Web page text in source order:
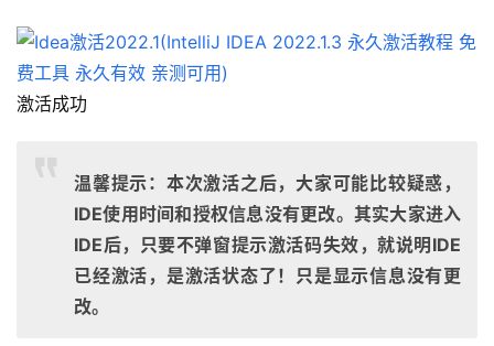
激活成功
温馨提示：本次激活之后，大家可能比较疑惑，
IDE使用时间和授权信息没有更改。其实大家进入
IDE后，只要不弹窗提示激活码失效，就说明IDE
已经激活，是激活状态了！只是显示信息没有更
改。